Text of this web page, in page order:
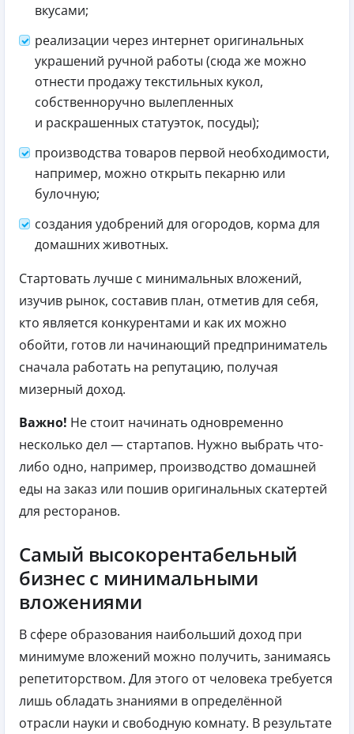
вкусами;
реализации через интернет оригинальных
украшений ручной работы (сюда же можно
отнести продажу текстильных кукол,
собственноручно вылепленных
и раскрашенных статуэток, посуды);
производства товаров первой необходимости,
например, можно открыть пекарню или
булочную;
создания удобрений для огородов, корма для
домашних животных.
Стартовать лучше с минимальных вложений,
изучив рынок, составив план, отметив для себя,
кто является конкурентами и как их можно
обойти, готов ли начинающий предприниматель
сначала работать на репутацию, получая
мизерный доход.
Важно! Не стоит начинать одновременно
несколько дел — стартапов. Нужно выбрать что-
либо одно, например, производство домашней
еды на заказ или пошив оригинальных скатертей
для ресторанов.
Самый высокорентабельный
бизнес с минимальными
вложениями
В сфере образования наибольший доход при
минимуме вложений можно получить, занимаясь
репетиторством. Для этого от человека требуется
лишь обладать знаниями в определённой
отрасли науки и свободную комнату. В результате